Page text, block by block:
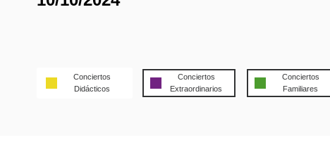
Conciertos
Didácticos
Conciertos
Extraordinarios
Conciertos
Familiares